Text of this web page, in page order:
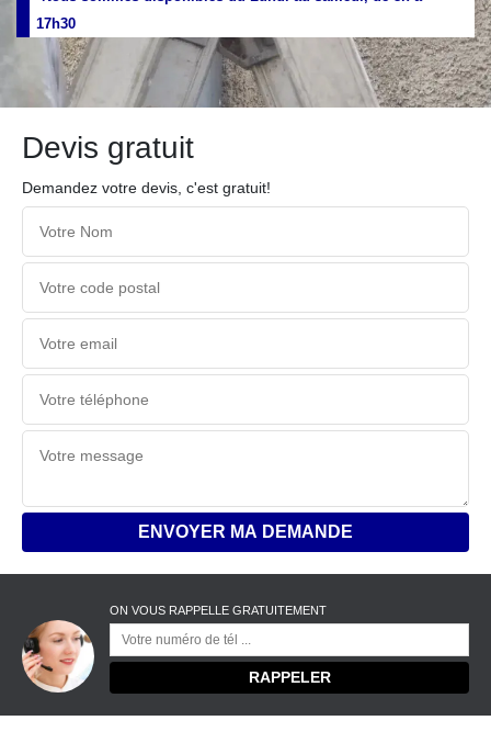
17h30
Devis gratuit
Demandez votre devis, c'est gratuit!
ON VOUS RAPPELLE GRATUITEMENT